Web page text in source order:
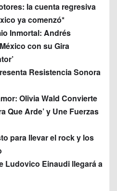
la cuenta regresiva
ya comenzó*
Inmortal: Andrés
con su Gira
Resistencia Sonora
Olivia Wald Convierte
Que Arde’ y Une Fuerzas
para llevar el rock y los
Ludovico Einaudi llegará a